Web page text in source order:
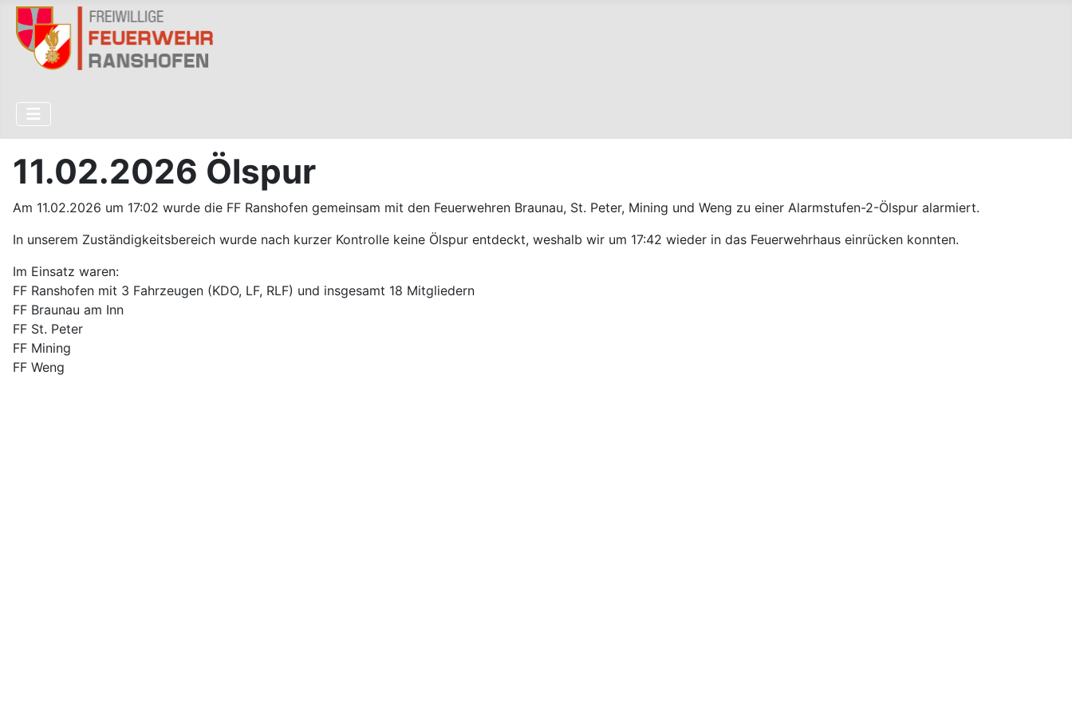
11.02.2026 Ölspur
Am 11.02.2026 um 17:02 wurde die FF Ranshofen gemeinsam mit den Feuerwehren Braunau, St. Peter, Mining und Weng zu einer Alarmstufen-2-Ölspur alarmiert.
In unserem Zuständigkeitsbereich wurde nach kurzer Kontrolle keine Ölspur entdeckt, weshalb wir um 17:42 wieder in das Feuerwehrhaus einrücken konnten.
Im Einsatz waren:
FF Ranshofen mit 3 Fahrzeugen (KDO, LF, RLF) und insgesamt 18 Mitgliedern
FF Braunau am Inn
FF St. Peter
FF Mining
FF Weng